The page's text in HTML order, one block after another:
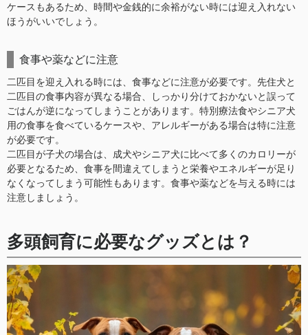
ケースもあるため、時間や金銭的に余裕がない時には迎え入れない
ほうがいいでしょう。
食事や薬などに注意
二匹目を迎え入れる時には、食事などに注意が必要です。先住犬と
二匹目の食事内容が異なる場合、しっかり分けておかないと誤って
ごはんが逆になってしまうことがあります。特別療法食やシニア犬
用の食事を食べているケースや、アレルギーがある場合は特に注意
が必要です。
二匹目が子犬の場合は、成犬やシニア犬に比べて多くのカロリーが
必要となるため、食事を間違えてしまうと栄養やエネルギーが足り
なくなってしまう可能性もあります。食事や薬などを与える時には
注意しましょう。
多頭飼育に必要なグッズとは？